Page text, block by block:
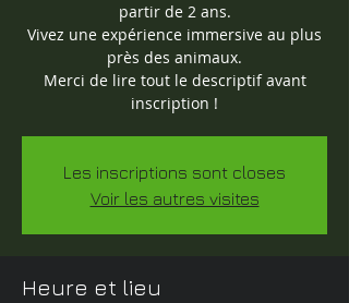
partir de 2 ans.
Vivez une expérience immersive au plus
près des animaux.
Merci de lire tout le descriptif avant
inscription !
Les inscriptions sont closes
Voir les autres visites
Heure et lieu